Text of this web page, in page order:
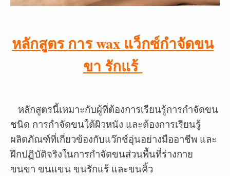
หลักสูตรการ wax แว็กซ์กำจัดขน
ขา รักแร้
หลักสูตรนี้เหมาะกับผู้ที่ต้องการเรียนรู้การกำจัดขน
ชนิด การกำจัดขนใต้ผิวหนัง และต้องการเรียนรู้
ผลิตภัณฑ์ที่เกี่ยวข้องกับแว๊กช์อุ่นอย่างมืออาชีพ และ
ฝึกปฏิบัติจริงในการกำจัดขนส่วนพื้นที่ร่างกาย
ขนขา ขนแขน ขนรักแร้ และขนคิ้ว